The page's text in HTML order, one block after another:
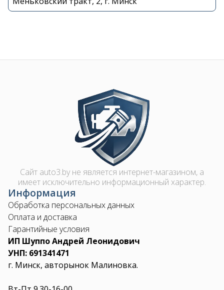
Image
Сайт auto3.by не является интернет-магазином, а
имеет исключительно информационный характер.
Информация
Обработка персональных данных
Оплата и доставка
Гарантийные условия
ИП Шуппо Андрей Леонидович
УНП: 691341471
г. Минск, авторынок Малиновка.